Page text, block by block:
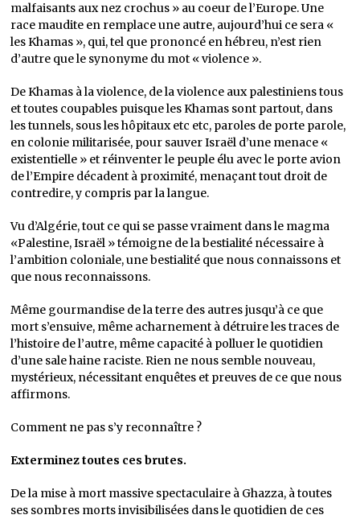
malfaisants aux nez crochus » au coeur de l’Europe. Une
race maudite en remplace une autre, aujourd’hui ce sera «
les Khamas », qui, tel que prononcé en hébreu, n’est rien
d’autre que le synonyme du mot « violence ».
De Khamas à la violence, de la violence aux palestiniens tous
et toutes coupables puisque les Khamas sont partout, dans
les tunnels, sous les hôpitaux etc etc, paroles de porte parole,
en colonie militarisée, pour sauver Israël d’une menace «
existentielle » et réinventer le peuple élu avec le porte avion
de l’Empire décadent à proximité, menaçant tout droit de
contredire, y compris par la langue.
Vu d’Algérie, tout ce qui se passe vraiment dans le magma
«Palestine, Israël » témoigne de la bestialité nécessaire à
l’ambition coloniale, une bestialité que nous connaissons et
que nous reconnaissons.
Même gourmandise de la terre des autres jusqu’à ce que
mort s’ensuive, même acharnement à détruire les traces de
l’histoire de l’autre, même capacité à polluer le quotidien
d’une sale haine raciste. Rien ne nous semble nouveau,
mystérieux, nécessitant enquêtes et preuves de ce que nous
affirmons.
Comment ne pas s’y reconnaître ?
Exterminez toutes ces brutes.
De la mise à mort massive spectaculaire à Ghazza, à toutes
ses sombres morts invisibilisées dans le quotidien de ces